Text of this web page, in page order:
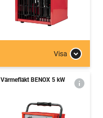
Visa
Värmefläkt BENOX 5 kW